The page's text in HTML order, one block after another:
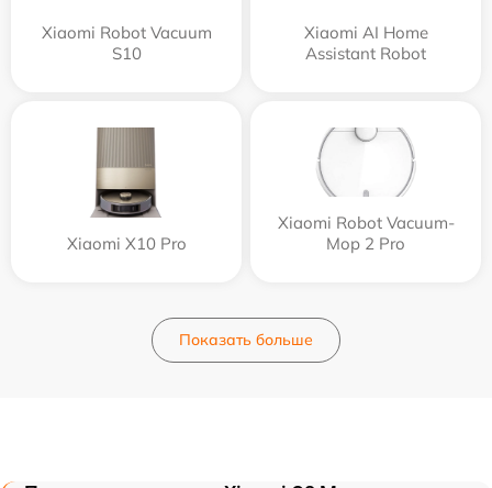
Xiaomi Robot Vacuum
S10
Xiaomi AI Home
Assistant Robot
Xiaomi X10 Pro
Xiaomi Robot Vacuum-
Mop 2 Pro
Показать больше